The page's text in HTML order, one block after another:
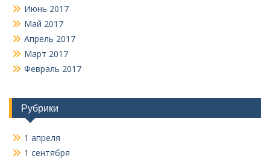
Июнь 2017
Май 2017
Апрель 2017
Март 2017
Февраль 2017
Рубрики
1 апреля
1 сентября